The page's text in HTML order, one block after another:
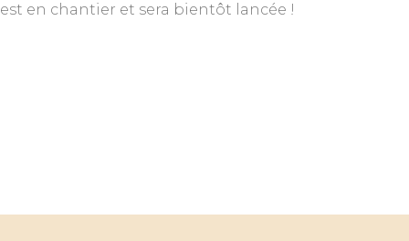
est en chantier et sera bientôt lancée !